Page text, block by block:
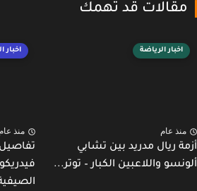
قد تهمك
اخبار الرياضة
عام
ريال مدريد بين تشابي
واللاعبين الكبار – توتر...
اخبار
منذ عام
تفاصيل
فيدريكو
الصيفية...